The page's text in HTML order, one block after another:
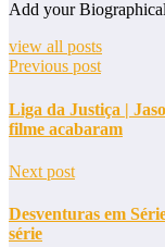
Add your
view all posts
Previous post
Liga da Justiça |
filme acabaram
Next post
Desventuras em
série